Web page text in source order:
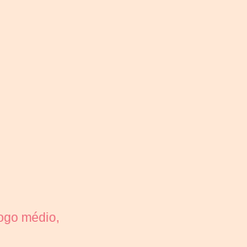
médio,